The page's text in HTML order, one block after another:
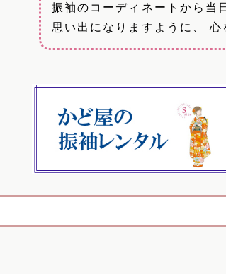
振袖のコーディネートから当
思い出になりますように、 心